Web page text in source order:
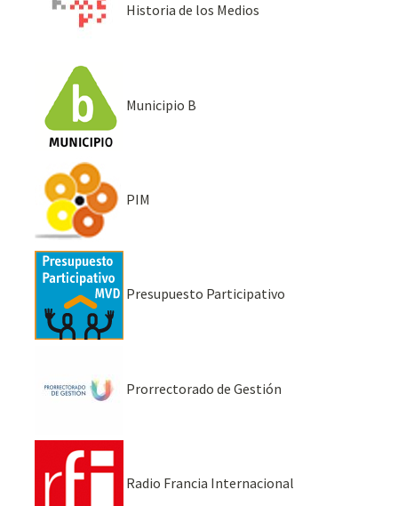
Historia de los Medios
Municipio B
PIM
Presupuesto Participativo
Prorrectorado de Gestión
Radio Francia Internacional